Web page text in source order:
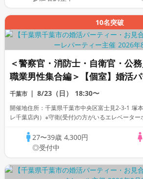
10名突破
＜警察官・消防士・自衛官・公
職業男性集合編＞【個室】婚活
～真剣な出会い～
千葉市 8/23（日） 18:30〜
開催地住所：千葉県千葉市中央区富士見2-3-1 塚
レ千葉店内）※守衛(受付)の方がいるエレベータ
27〜39歳 4,300円
◎受付中